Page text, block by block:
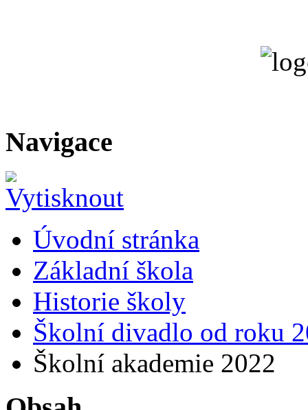
Navigace
Úvodní stránka
Základní škola
Historie školy
Školní divadlo od roku
Školní akademie 2022